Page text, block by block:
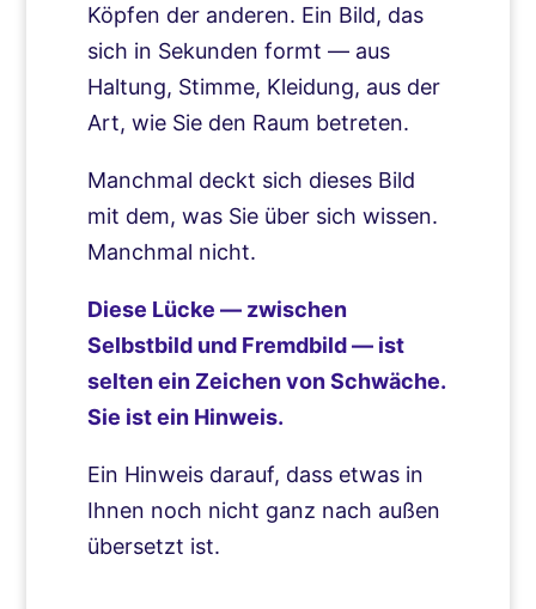
Köpfen der anderen. Ein Bild, das
sich in Sekunden formt — aus
Haltung, Stimme, Kleidung, aus der
Art, wie Sie den Raum betreten.
Manchmal deckt sich dieses Bild
mit dem, was Sie über sich wissen.
Manchmal nicht.
Diese Lücke — zwischen
Selbstbild und Fremdbild — ist
selten ein Zeichen von Schwäche.
Sie ist ein Hinweis.
Ein Hinweis darauf, dass etwas in
Ihnen noch nicht ganz nach außen
übersetzt ist.